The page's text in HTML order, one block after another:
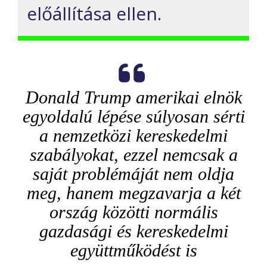
előállítása ellen.
Donald Trump amerikai elnök
egyoldalú lépése súlyosan sérti
a nemzetközi kereskedelmi
szabályokat, ezzel nemcsak a
saját problémáját nem oldja
meg, hanem megzavarja a két
ország közötti normális
gazdasági és kereskedelmi
együttműködést is